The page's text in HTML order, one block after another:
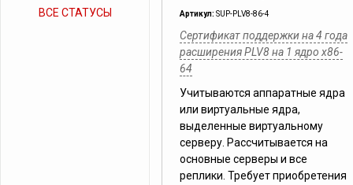
Артикул: SUP-PLV8-86-4
Сертификат поддержки на 4 года
расширения PLV8 на 1 ядро x86-
64
Учитываются аппаратные ядра
или виртуальные ядра,
выделенные виртуальному
серверу. Рассчитывается на
основные серверы и все
реплики. Требует приобретения
ВСЕ СТАТУСЫ